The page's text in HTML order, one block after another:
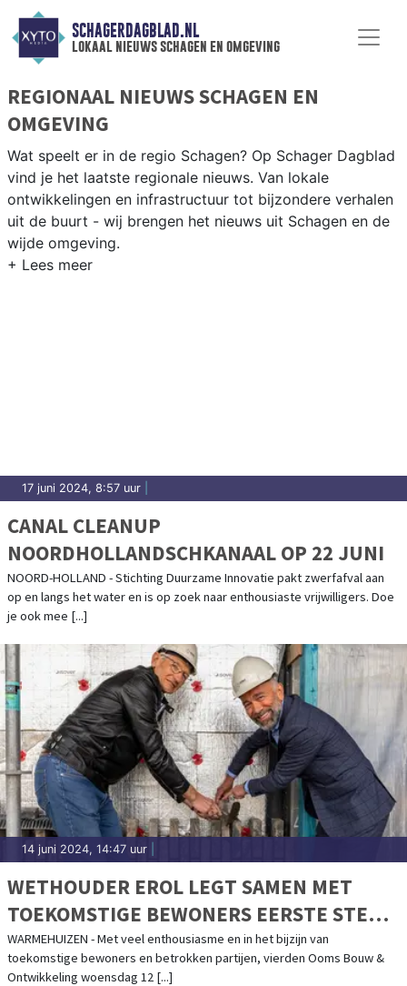
SCHAGERDAGBLAD.NL
lokaal nieuws schagen en omgeving
REGIONAAL NIEUWS SCHAGEN EN
OMGEVING
Wat speelt er in de regio Schagen? Op Schager Dagblad
vind je het laatste regionale nieuws. Van lokale
ontwikkelingen en infrastructuur tot bijzondere verhalen
uit de buurt - wij brengen het nieuws uit Schagen en de
wijde omgeving.
17 juni 2024, 8:57 uur
CANAL CLEANUP
NOORDHOLLANDSCHKANAAL OP 22 JUNI
NOORD-HOLLAND - Stichting Duurzame Innovatie pakt zwerfafval aan
op en langs het water en is op zoek naar enthousiaste vrijwilligers. Doe
je ook mee [...]
14 juni 2024, 14:47 uur
WETHOUDER EROL LEGT SAMEN MET
TOEKOMSTIGE BEWONERS EERSTE STEEN
IN PROJECT LANDSHEER FASE 3A IN
WARMENHUIZEN
WARMEHUIZEN - Met veel enthousiasme en in het bijzijn van
toekomstige bewoners en betrokken partijen, vierden Ooms Bouw &
Ontwikkeling woensdag 12 [...]